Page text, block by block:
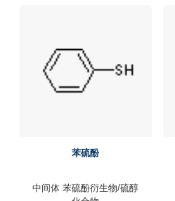
苯硫酚
中间体 苯硫酚衍生物/硫醇